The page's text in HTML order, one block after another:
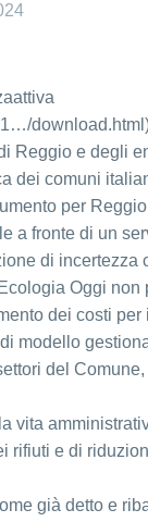
Reggio e degli
dei comuni
per
a fronte di un
di incertezza
Oggi
dei costi
modello
del
vita
rifiuti e di
già detto e